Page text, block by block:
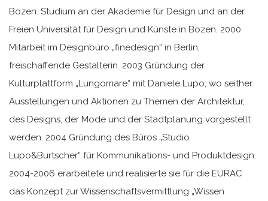
Bozen. Studium an der Akademie für Design und an der
Freien Universität für Design und Künste in Bozen. 2000
Mitarbeit im Designbüro „finedesign“ in Berlin,
freischaffende Gestalterin. 2003 Gründung der
Kulturplattform „Lungomare“ mit Daniele Lupo, wo seither
Ausstellungen und Aktionen zu Themen der Architektur,
des Designs, der Mode und der Stadtplanung vorgestellt
werden. 2004 Gründung des Büros „Studio
Lupo&Burtscher“ für Kommunikations- und Produktdesign.
2004-2006 erarbeitete und realisierte sie für die EURAC
das Konzept zur Wissenschaftsvermittlung „Wissen